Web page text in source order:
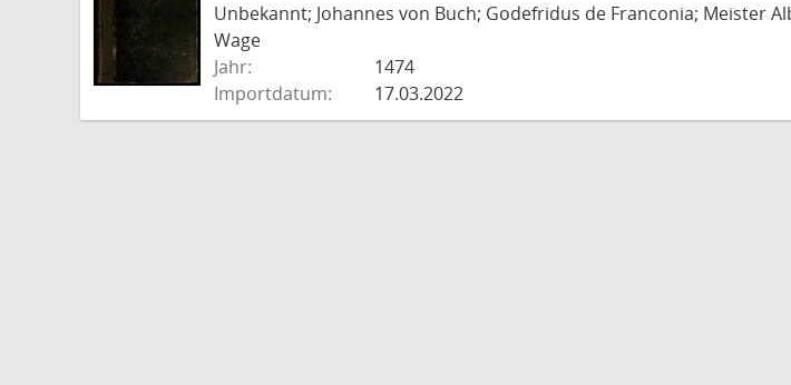
Unbekannt; Johannes von Buch; Godefridus de Franconia; Meister
Wage
Jahr:
1474
Importdatum:
17.03.2022